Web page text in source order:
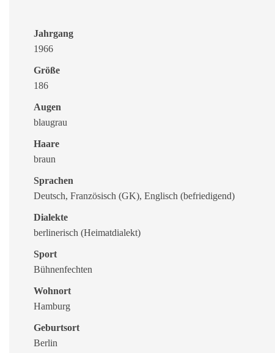
Jahrgang
1966
Größe
186
Augen
blaugrau
Haare
braun
Sprachen
Deutsch, Französisch (GK), Englisch (befriedigend)
Dialekte
berlinerisch (Heimatdialekt)
Sport
Bühnenfechten
Wohnort
Hamburg
Geburtsort
Berlin